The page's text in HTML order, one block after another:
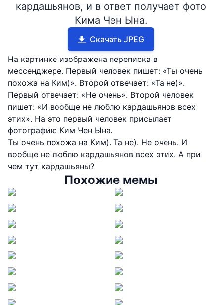
кардашьянов, и в ответ получает фото
Кима Чен Ына.
Скачать JPEG
На картинке изображена переписка в
мессенджере. Первый человек пишет: «Ты очень
похожа на Ким)». Второй отвечает: «Та не)».
Первый отвечает: «Не очень». Второй человек
пишет: «И вообще не люблю кардашьянов всех
этих». На это первый человек присылает
фотографию Ким Чен Ына.
Ты очень похожа на Ким). Та не). Не очень. И
вообще не люблю кардашьянов всех этих. А при
чем тут кардашьяны?
Похожие мемы